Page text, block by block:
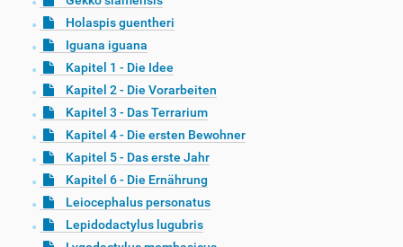
Holaspis guentheri
Iguana iguana
Kapitel 1 - Die Idee
Kapitel 2 - Die Vorarbeiten
Kapitel 3 - Das Terrarium
Kapitel 4 - Die ersten Bewohner
Kapitel 5 - Das erste Jahr
Kapitel 6 - Die Ernährung
Leiocephalus personatus
Lepidodactylus lugubris